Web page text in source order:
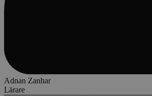
Adnan Zanhar
Lärare